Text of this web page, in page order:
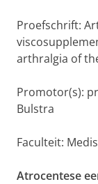
Proefschrift:
arthralgia of
Promotor(s):
Bulstra
Faculteit:
Atrocentese